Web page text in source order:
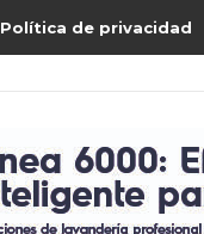
Política de privacidad